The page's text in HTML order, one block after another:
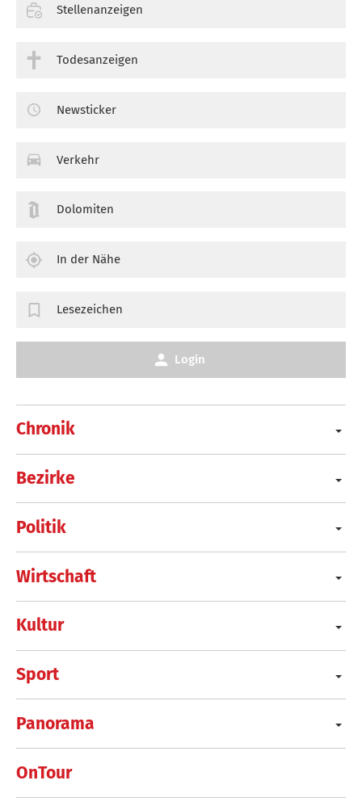
Chronik
Bezirke
Politik
Wirtschaft
Kultur
Sport
Panorama
OnTour
Stellenanzeigen
Todesanzeigen
Newsticker
Verkehr
Dolomiten
In der Nähe
Lesezeichen
Login